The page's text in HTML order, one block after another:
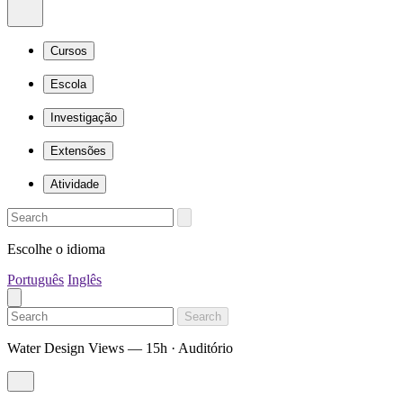
Cursos
Escola
Investigação
Extensões
Atividade
Escolhe o idioma
Português Inglês
Search
Water Design Views — 15h · Auditório